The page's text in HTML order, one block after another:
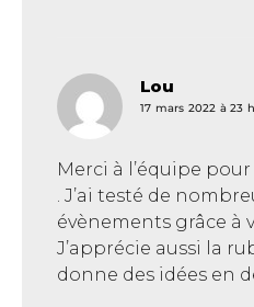
Lou
17 mars 2022 à 23
Merci à l’équipe
. J’ai testé de
évènements grâce à
J’apprécie aussi la
donne des idées en